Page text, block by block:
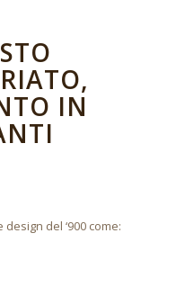
IN
del ‘900 come: